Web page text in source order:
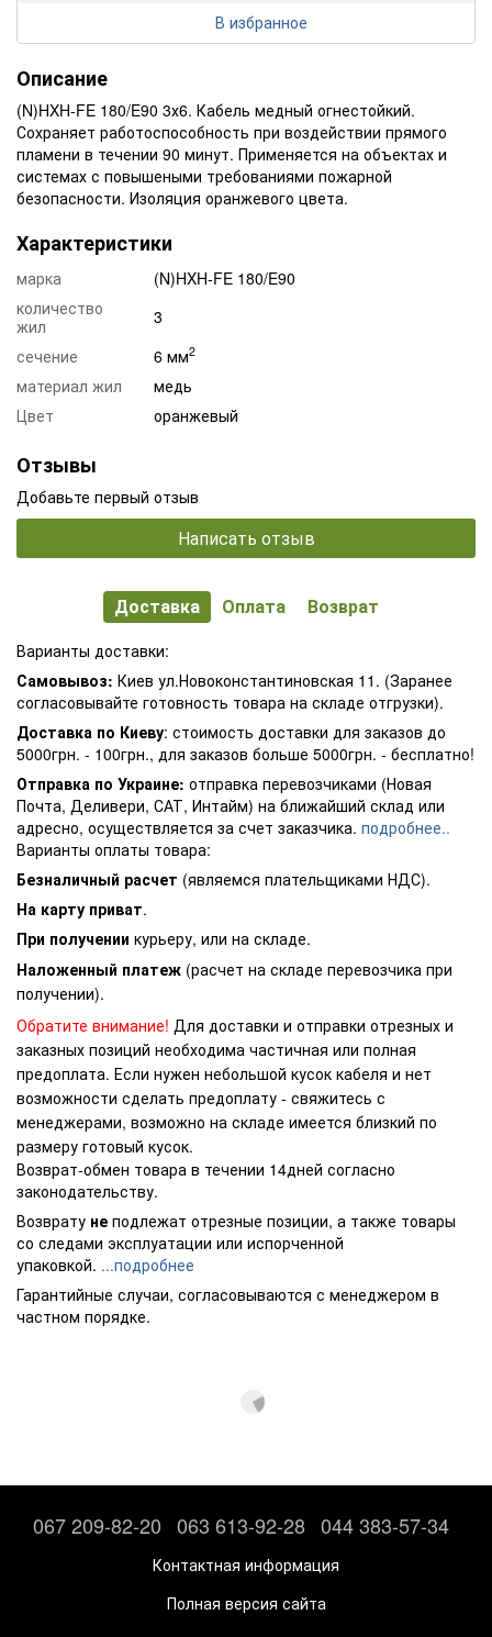
В избранное
Описание
(N)HXH-FE 180/E90 3х6. Кабель медный огнестойкий.
Сохраняет работоспособность при воздействии прямого
пламени в течении 90 минут. Применяется на объектах и
системах с повышеными требованиями пожарной
безопасности. Изоляция оранжевого цвета.
Характеристики
марка
(N)HXH-FE 180/E90
количество
жил
3
сечение
6 мм2
материал жил
медь
Цвет
оранжевый
Отзывы
Добавьте первый отзыв
Написать отзыв
Доставка Оплата Возврат
Варианты доставки:
Самовывоз: Киев ул.Новоконстантиновская 11. (Заранее
согласовывайте готовность товара на складе отгрузки).
Доставка по Киеву: стоимость доставки для заказов до
5000грн. - 100грн., для заказов больше 5000грн. - бесплатно!
Отправка по Украине: отправка перевозчиками (Новая
Почта, Деливери, САТ, Интайм) на ближайший склад или
адресно, осуществляется за счет заказчика. подробнее..
Варианты оплаты товара:
Безналичный расчет (являемся плательщиками НДС).
На карту приват.
При получении курьеру, или на складе.
Наложенный платеж (расчет на складе перевозчика при
получении).
Обратите внимание! Для доставки и отправки отрезных и
заказных позиций необходима частичная или полная
предоплата. Если нужен небольшой кусок кабеля и нет
возможности сделать предоплату - свяжитесь с
менеджерами, возможно на складе имеется близкий по
размеру готовый кусок.
Возврат-обмен товара в течении 14дней согласно
законодательству.
Возврату не подлежат отрезные позиции, а также товары
со следами эксплуатации или испорченной
упаковкой. ...подробнее
Гарантийные случаи, согласовываются с менеджером в
частном порядке.
067 209-82-20 063 613-92-28 044 383-57-34
Контактная информация
Полная версия сайта